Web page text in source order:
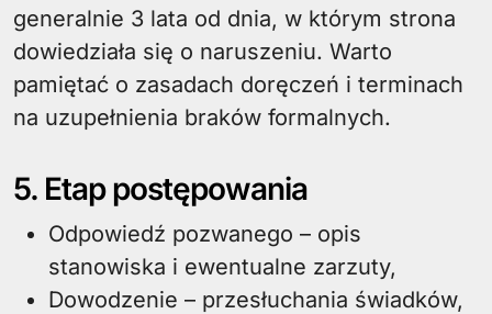
generalnie 3 lata od dnia, w którym strona
dowiedziała się o naruszeniu. Warto
pamiętać o zasadach doręczeń i terminach
na uzupełnienia braków formalnych.
5. Etap postępowania
Odpowiedź pozwanego – opis
stanowiska i ewentualne zarzuty,
Dowodzenie – przesłuchania świadków,